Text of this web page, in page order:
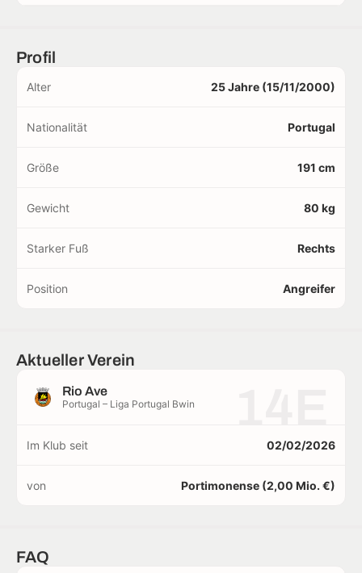
Profil
Alter 25 Jahre (15/11/2000)
Nationalität Portugal
Größe 191 cm
Gewicht 80 kg
Starker Fuß Rechts
Position Angreifer
Aktueller Verein
Rio Ave
Portugal – Liga Portugal Bwin
Im Klub seit 02/02/2026
von Portimonense (2,00 Mio. €)
FAQ